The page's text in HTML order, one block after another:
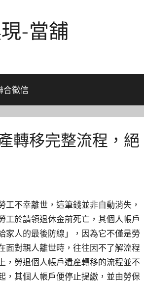
-當舖
合徵信
轉移完整流程，絕
不幸離世，這筆錢並非自動消失，
工於請領退休金前死亡，其個人帳戶
家人的最後防線」，因為它不僅是勞
面對親人離世時，往往因不了解流程
，勞退個人帳戶遺產轉移的流程並不
，其個人帳戶便停止提繳，並由勞保